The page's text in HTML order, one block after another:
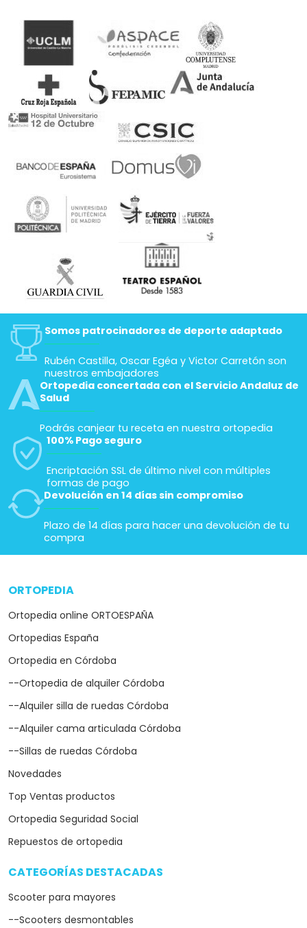
Somos patrocinadores de deporte adaptado
Rubén Castilla, Oscar Egéa y Victor Carretón son
nuestros embajadores
Ortopedia concertada con el Servicio Andaluz de
Salud
Podrás canjear tu receta en nuestra ortopedia
100% Pago seguro
Encriptación SSL de último nivel con múltiples
formas de pago
Devolución en 14 días sin compromiso
Plazo de 14 días para hacer una devolución de tu
compra
ORTOPEDIA
Ortopedia online ORTOESPAÑA
Ortopedias España
Ortopedia en Córdoba
--Ortopedia de alquiler Córdoba
--Alquiler silla de ruedas Córdoba
--Alquiler cama articulada Córdoba
--Sillas de ruedas Córdoba
Novedades
Top Ventas productos
Ortopedia Seguridad Social
Repuestos de ortopedia
CATEGORÍAS DESTACADAS
Scooter para mayores
--Scooters desmontables